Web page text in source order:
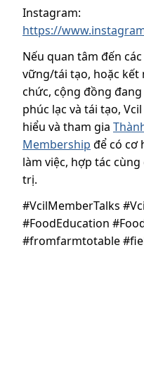
Instagram:
https://
Nếu quan tâm đến
vững/tái tạo, hoặc kết
chức, cộng đồng
phúc lạc và tái tạo,
hiểu và tham gia
Membership để có cơ
làm việc, hợp tác
trị.
#VcilMemberTalks
#FoodEducation
#fromfarmtotable